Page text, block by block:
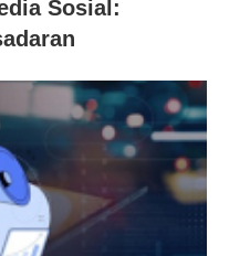
Sosial: